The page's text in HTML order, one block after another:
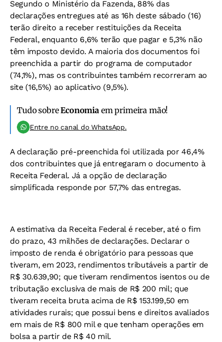
Segundo o Ministério da Fazenda, 88% das
declarações entregues até as 16h deste sábado (16)
terão direito a receber restituições da Receita
Federal, enquanto 6,6% terão que pagar e 5,3% não
têm imposto devido. A maioria dos documentos foi
preenchida a partir do programa de computador
(74,1%), mas os contribuintes também recorreram ao
site (16,5%) ao aplicativo (9,5%).
Tudo sobreEconomiaem primeira mão!
Entre no canal do WhatsApp.
A declaração pré-preenchida foi utilizada por 46,4%
dos contribuintes que já entregaram o documento à
Receita Federal. Já a opção de declaração
simplificada responde por 57,7% das entregas.
A estimativa da Receita Federal é receber, até o fim
do prazo, 43 milhões de declarações. Declarar o
imposto de renda é obrigatório para pessoas que
tiveram, em 2023, rendimentos tributáveis a partir de
R$ 30.639,90; que tiveram rendimentos isentos ou de
tributação exclusiva de mais de R$ 200 mil; que
tiveram receita bruta acima de R$ 153.199,50 em
atividades rurais; que possui bens e direitos avaliados
em mais de R$ 800 mil e que tenham operações em
bolsa a partir de R$ 40 mil.